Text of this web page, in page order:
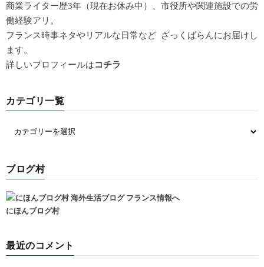
商業ライター歴3年（現在お休み中）、市役所や関連施設での労
働経験アリ。
フランス時事ネタやリアルな日常など ざっくばらんにお届けし
ます。
詳しいプロフィールはコチラ
カテゴリ一覧
ブログ村
にほんブログ村
最近のコメント